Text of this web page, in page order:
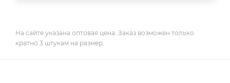
На сайте указана оптовая цена. Заказ возможен только
кратно 3 штукам на размер.